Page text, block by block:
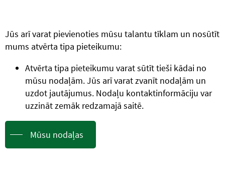
Jūs arī varat pievienoties mūsu talantu tīklam un nosūtīt
mums atvērta tipa pieteikumu:
Atvērta tipa pieteikumu varat sūtīt tieši kādai no
mūsu nodaļām. Jūs arī varat zvanīt nodaļām un
uzdot jautājumus. Nodaļu kontaktinformāciju var
uzzināt zemāk redzamajā saitē.
Mūsu nodaļas